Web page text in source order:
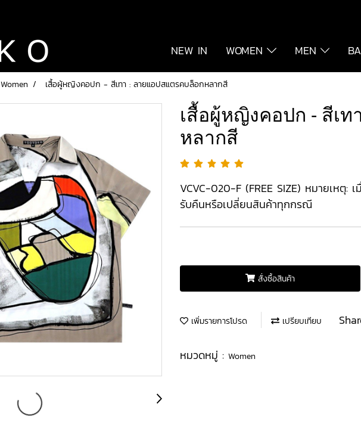
NEW IN WOMEN MEN
Women เสื้อผู้หญิงคอปก - สีเทา : ลายแอปสแตรคบล็อกหลากสี
เสื้อผู้หญิงคอปก - สีเ
หลากสี
VCVC-020-F (FREE SIZE) หมายเหตุ:
รับคืนหรือเปลี่ยนสินค้าทุกกรณี
สั่งซื้อสินค้า
เพิ่มรายการโปรด เปรียบเทียบ
หมวดหมู่ : Women